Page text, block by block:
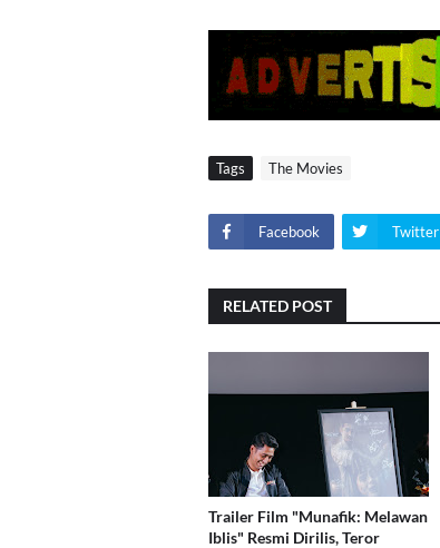
Tags The Movies
Facebook Twitter
RELATED POST
Trailer Film "Munafik: Melawan
Iblis" Resmi Dirilis, Teror